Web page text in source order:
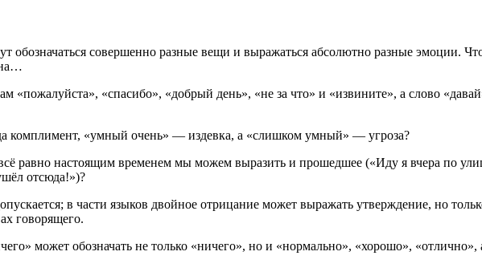
совершенно разные вещи и выражаться абсолютно разные эмоции.
«пожалуйста», «спасибо», «добрый день», «не за что» и «извините», а слово
комплимент, «умный очень» — издевка, а «слишком умный» — угроза?
равно настоящим временем мы можем выразить и прошедшее («Иду я вчера по
отсюда!»)?
в части языков двойное отрицание может выражать утверждение, но
говорящего.
может обозначать не только «ничего», но и «нормально», «хорошо», «отлично»,